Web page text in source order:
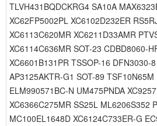
TLVH431BQDCKRG4 SA10A
XC62FP5002PL XC6102D232ER
XC6113C620MR XC6211D33AMR
XC6114C636MR SOT-23 CDBD8060-
XC6601B131PR TSSOP-16 DFN3030-
AP3125AKTR-G1 SOT-89
ELM990571BC-N UM475PNDA
XC6366C275MR SS25L ML6206S352
MC100EL1648D XC6124C733ER-G